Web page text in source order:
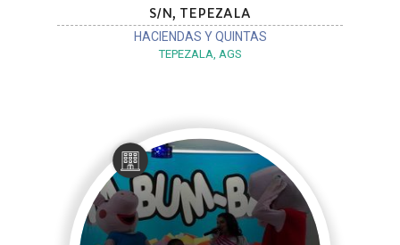
S/N, TEPEZALA
HACIENDAS Y QUINTAS
TEPEZALA, AGS